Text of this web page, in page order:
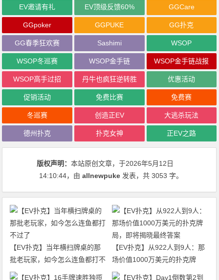
EV邀请有礼 EV顶级反馈60% GGCare
GGpoker GGPUKE GG扑克
GG春季狂欢赛 Sashimi WSOP
WSOP冬巡赛 WSOP金手链 WSOP金手链战报
WSOP高手过招 丹牛也疯狂逆转胜 优惠活动
促销活动 免费比赛 免费赛
冬巡赛 创造正EV 大逃杀玩法
德州扑克 扑克女神 正EV之路
版权声明：本站原创文章，于2026年5月12日
14:10:44，由allnewpuke 发表，共 3053 字。
【EV扑克】当年横扫牌桌的那
批老玩家，如今怎么连鱼都打不
过了
【EV扑克】从922人到9人：那
场价值1000万美元的扑克牌
局，即将揭晓最终答案